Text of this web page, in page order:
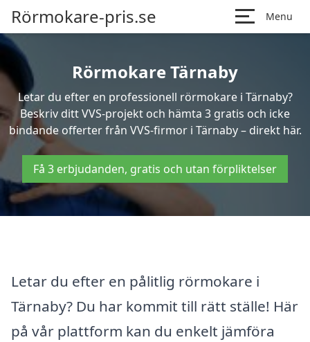
Rörmokare-pris.se Menu
Rörmokare Tärnaby
Letar du efter en professionell rörmokare i Tärnaby?
Beskriv ditt VVS-projekt och hämta 3 gratis och icke
bindande offerter från VVS-firmor i Tärnaby – direkt här.
Få 3 erbjudanden, gratis och utan förpliktelser
Letar du efter en pålitlig rörmokare i
Tärnaby? Du har kommit till rätt ställe! Här
på vår plattform kan du enkelt jämföra